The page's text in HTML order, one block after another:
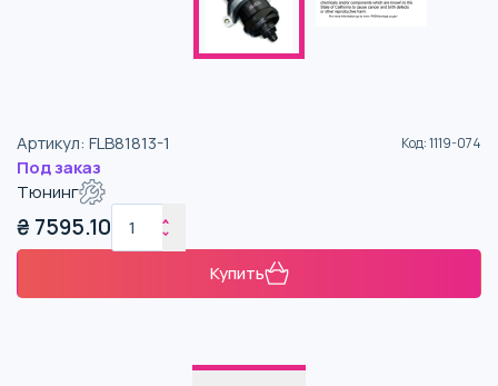
Артикул: FLB81813-1 Код:1119-074
Под заказ
Тюнинг
₴ 7595.10
Купить